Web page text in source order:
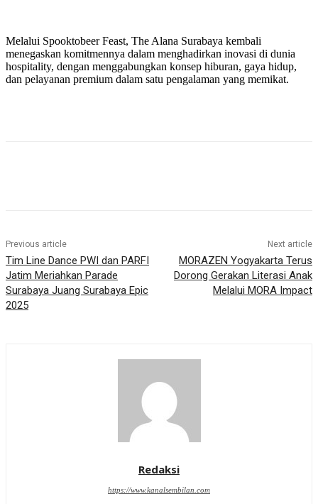
Melalui Spooktobeer Feast, The Alana Surabaya kembali
menegaskan komitmennya dalam menghadirkan inovasi di dunia
hospitality, dengan menggabungkan konsep hiburan, gaya hidup,
dan pelayanan premium dalam satu pengalaman yang memikat.
Previous article
Tim Line Dance PWI dan PARFI
Jatim Meriahkan Parade
Surabaya Juang Surabaya Epic
2025
Next article
MORAZEN Yogyakarta Terus
Dorong Gerakan Literasi Anak
Melalui MORA Impact
Redaksi
https://www.kanalsembilan.com